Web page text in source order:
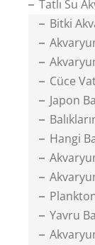
Tatlı Su
Bitki
Cüce
Japon
Hangi
Yavru